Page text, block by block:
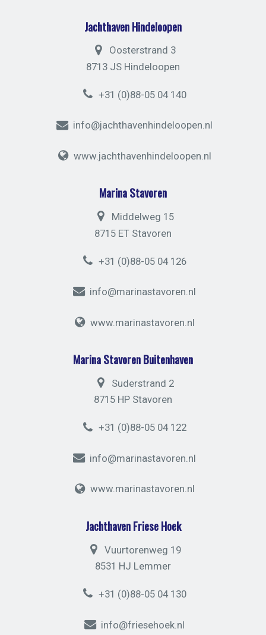
Jachthaven Hindeloopen
Oosterstrand 3
8713 JS Hindeloopen
+31 (0)88-05 04 140
info@jachthavenhindeloopen.nl
www.jachthavenhindeloopen.nl
Marina Stavoren
Middelweg 15
8715 ET Stavoren
+31 (0)88-05 04 126
info@marinastavoren.nl
www.marinastavoren.nl
Marina Stavoren Buitenhaven
Suderstrand 2
8715 HP Stavoren
+31 (0)88-05 04 122
info@marinastavoren.nl
www.marinastavoren.nl
Jachthaven Friese Hoek
Vuurtorenweg 19
8531 HJ Lemmer
+31 (0)88-05 04 130
info@friesehoek.nl